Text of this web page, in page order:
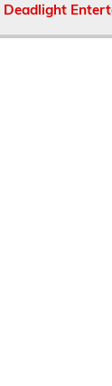
Deadlight